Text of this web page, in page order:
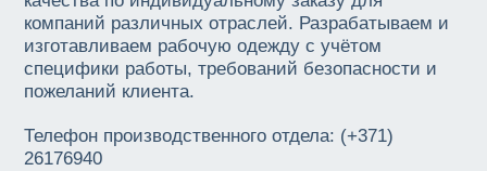
компаний различных отраслей. Разрабатываем и
изготавливаем рабочую одежду с учётом
специфики работы, требований безопасности и
пожеланий клиента.
Телефон производственного отдела: (+371)
26176940